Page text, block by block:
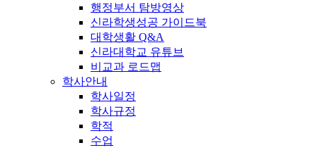
행정부서 탐방영상
신라학생성공 가이드북
대학생활 Q&A
신라대학교 유튜브
비교과 로드맵
학사안내
학사일정
학사규정
학적
수업